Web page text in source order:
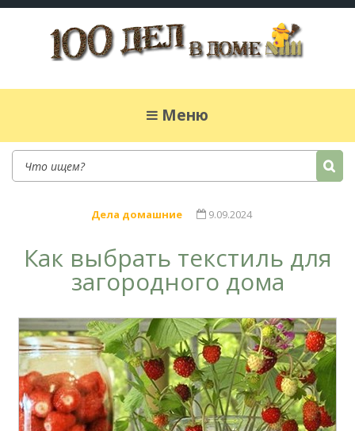
простые рецепты.Меню
Дела домашние 9.09.2024
Как выбрать текстиль для
загородного дома